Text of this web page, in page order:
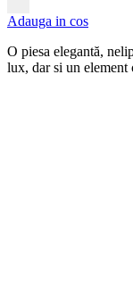
Adauga in cos
O piesa elegantă,
lux, dar si un